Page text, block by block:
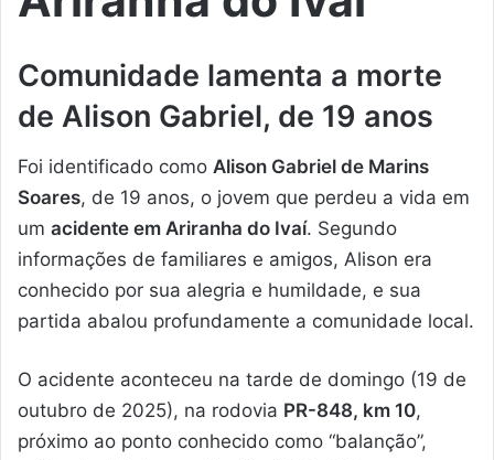
Comunidade lamenta a morte
de Alison Gabriel, de 19 anos
Foi identificado como Alison Gabriel de Marins
Soares, de 19 anos, o jovem que perdeu a vida em
um acidente em Ariranha do Ivaí. Segundo
informações de familiares e amigos, Alison era
conhecido por sua alegria e humildade, e sua
partida abalou profundamente a comunidade local.
O acidente aconteceu na tarde de domingo (19 de
outubro de 2025), na rodovia PR-848, km 10,
próximo ao ponto conhecido como “balanção”,